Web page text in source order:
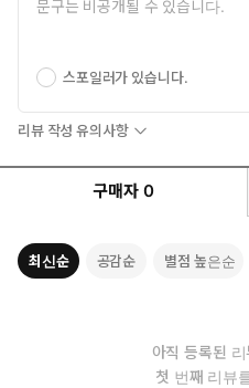
스포일러가 있습니다.
리뷰 작성 유의사항
구매자 0
최신순 공감순 별점 높은순
아직 등록된
첫 번째 리뷰